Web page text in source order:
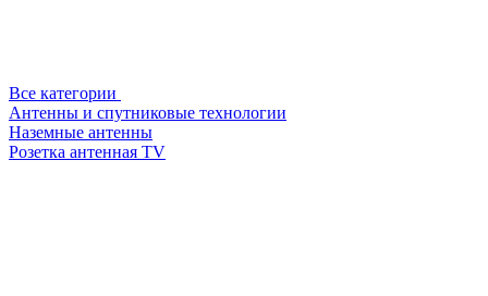
Все категории
Антенны и спутниковые технологии
Наземные антенны
Розетка антенная TV